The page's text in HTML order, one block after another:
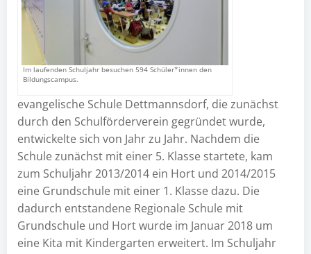
Im laufenden Schuljahr besuchen 594 Schüler*innen den
Bildungscampus.
evangelische Schule Dettmannsdorf, die zunächst
durch den Schulförderverein gegründet wurde,
entwickelte sich von Jahr zu Jahr. Nachdem die
Schule zunächst mit einer 5. Klasse startete, kam
zum Schuljahr 2013/2014 ein Hort und 2014/2015
eine Grundschule mit einer 1. Klasse dazu. Die
dadurch entstandene Regionale Schule mit
Grundschule und Hort wurde im Januar 2018 um
eine Kita mit Kindergarten erweitert. Im Schuljahr